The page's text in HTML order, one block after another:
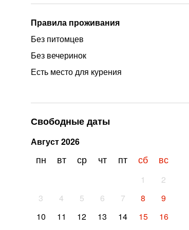
Правила проживания
Без питомцев
Без вечеринок
Есть место для курения
Свободные даты
Август2026
пн вт ср чт пт сб вс
1
2
3
4 5 6 7 8
9
10
11 12 13 14 15
16